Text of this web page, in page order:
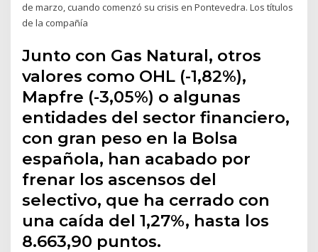
de marzo, cuando comenzó su crisis en Pontevedra. Los títulos
de la compañía
Junto con Gas Natural, otros
valores como OHL (-1,82%),
Mapfre (-3,05%) o algunas
entidades del sector financiero,
con gran peso en la Bolsa
española, han acabado por
frenar los ascensos del
selectivo, que ha cerrado con
una caída del 1,27%, hasta los
8.663,90 puntos.